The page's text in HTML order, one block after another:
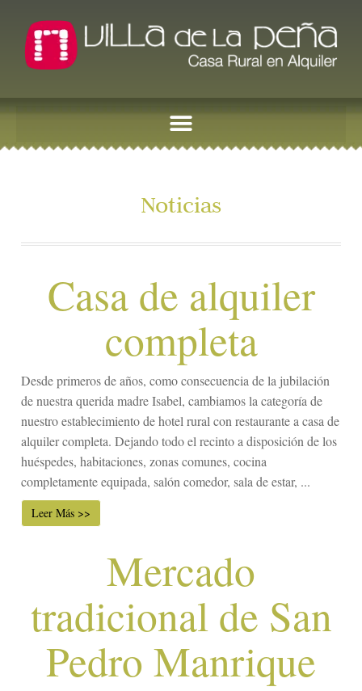
Noticias
Casa de alquiler
completa
Desde primeros de años, como consecuencia de la jubilación
de nuestra querida madre Isabel, cambiamos la categoría de
nuestro establecimiento de hotel rural con restaurante a casa de
alquiler completa. Dejando todo el recinto a disposición de los
huéspedes, habitaciones, zonas comunes, cocina
completamente equipada, salón comedor, sala de estar, ...
Leer Más >>
Mercado
tradicional de San
Pedro Manrique